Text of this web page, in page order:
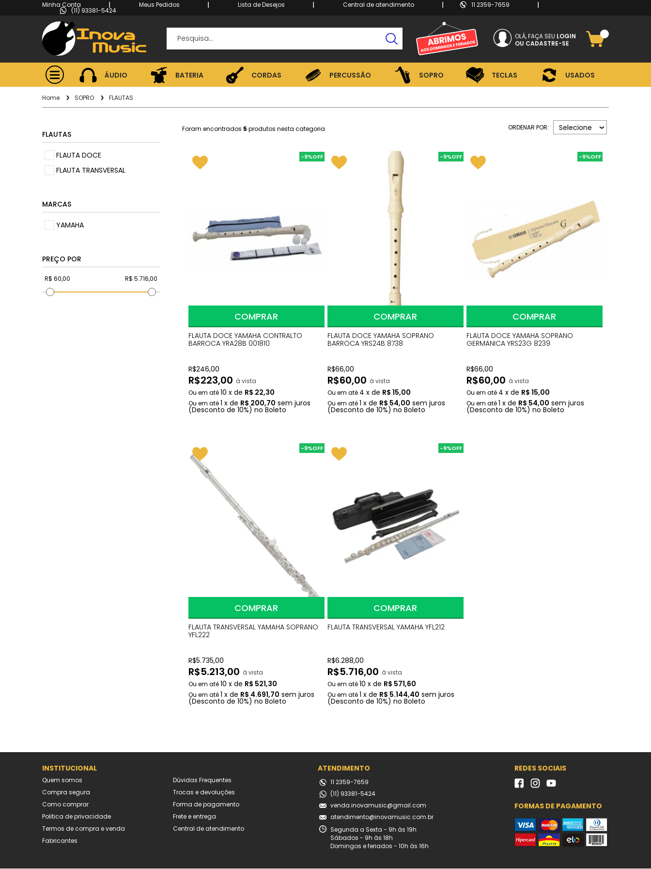
Minha Conta Meus Pedidos Lista de Desejos Central de atendimento 11 2359-7659
(11) 93381-5424
OLÁ, FAÇA SEU LOGIN
CADASTRE-SE
ÁUDIO BATERIA CORDAS PERCUSSÃO SOPRO TECLAS USADOS
ÁUDIO CORDAS
Home SOPRO FLAUTAS
FLAUTAS
FLAUTA DOCE
FLAUTA TRANSVERSAL
MARCAS
YAMAHA
PREÇO POR
ORDENAR POR: Selecione
Foram encontrados 5 produtos nesta categoria
-9%
FLAUTA DOCE YAMAHA CONTRALTO
BARROCA YRA28B 001810
R$246,00
R$223,00 à vista
10 x de R$ 22,30
1 x de R$ 200,70 sem juros
(Desconto de 10%) no Boleto
COMPRAR
-9%
FLAUTA DOCE YAMAHA SOPRANO
BARROCA YRS24B 8738
R$66,00
R$60,00 à vista
4 x de R$ 15,00
1 x de R$ 54,00 sem juros
(Desconto de 10%) no Boleto
COMPRAR
-9%
FLAUTA DOCE YAMAHA SOPRANO
GERMANICA YRS23G 8239
R$66,00
R$60,00 à vista
4 x de R$ 15,00
1 x de R$ 54,00 sem juros
(Desconto de 10%) no Boleto
COMPRAR
-9%
FLAUTA TRANSVERSAL YAMAHA SOPRANO
YFL222
R$5.735,00
R$5.213,00 à vista
10 x de R$ 521,30
1 x de R$ 4.691,70 sem juros
(Desconto de 10%) no Boleto
COMPRAR
-9%
FLAUTA TRANSVERSAL YAMAHA YFL212
R$6.288,00
R$5.716,00 à vista
10 x de R$ 571,60
1 x de R$ 5.144,40 sem juros
(Desconto de 10%) no Boleto
COMPRAR
INSTITUCIONAL
Quem somos
Compra segura
Como comprar
Politica de privacidade
Termos de compra e venda
Fabricantes
Dúvidas Frequentes
Trocas e devoluções
Forma de pagamento
Frete e entrega
Central de atendimento
ATENDIMENTO
11 2359-7659
(11) 93381-5424
venda.inovamusic@gmail.com
atendimento@inovamusic.com.br
Segunda a Sexta - 9h às 19h
Sábados - 9h às 18h
Domingos e feriados - 10h às 16h
REDES SOCIAIS
FORMAS DE PAGAMENTO